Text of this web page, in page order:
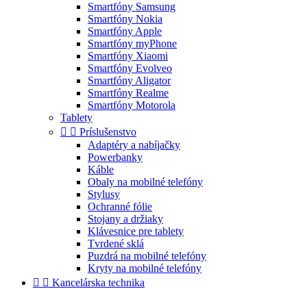
Smartfóny Samsung
Smartfóny Nokia
Smartfóny Apple
Smartfóny myPhone
Smartfóny Xiaomi
Smartfóny Evolveo
Smartfóny Aligator
Smartfóny Realme
Smartfóny Motorola
Tablety
  Príslušenstvo
Adaptéry a nabíjačky
Powerbanky
Káble
Obaly na mobilné telefóny
Stylusy
Ochranné fólie
Stojany a držiaky
Klávesnice pre tablety
Tvrdené sklá
Puzdrá na mobilné telefóny
Kryty na mobilné telefóny
  Kancelárska technika